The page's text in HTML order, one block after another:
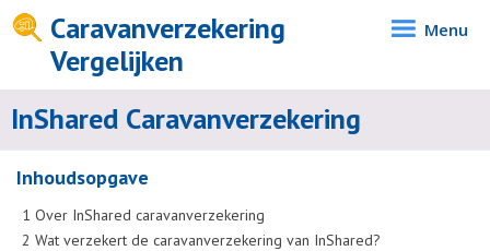
Caravanverzekering
Vergelijken
Menu
InShared Caravanverzekering
Inhoudsopgave
1 Over InShared caravanverzekering
2 Wat verzekert de caravanverzekering van InShared?